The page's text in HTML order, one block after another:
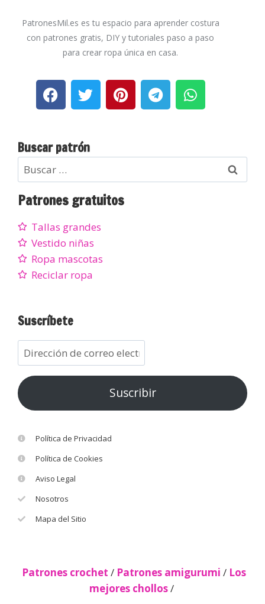
PatronesMil.es es tu espacio para aprender costura
con patrones gratis, DIY y tutoriales paso a paso
para crear ropa única en casa.
Buscar patrón
Patrones gratuitos
Tallas grandes
Vestido niñas
Ropa mascotas
Reciclar ropa
Suscríbete
Suscribir
Política de Privacidad
Política de Cookies
Aviso Legal
Nosotros
Mapa del Sitio
Patrones crochet / Patrones amigurumi / Los
mejores chollos/